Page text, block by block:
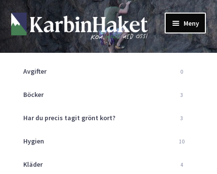
Hoppa
till
navigering
Hoppa
till
innehåll
Meny
Shop
Returpolicy
Mitt Konto
Kurser
Klätterväggen
Aktuellt
Avgifter 0
Böcker 3
Har du precis tagit grönt kort? 3
Hygien 10
Kläder 4